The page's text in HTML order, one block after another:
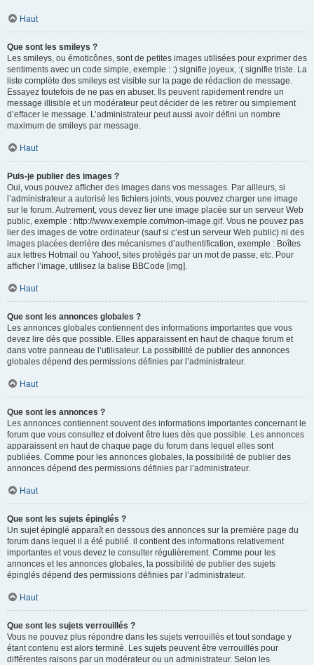
Haut
Que sont les smileys ?
Les smileys, ou émoticônes, sont de petites images utilisées pour exprimer des
sentiments avec un code simple, exemple : :) signifie joyeux, :( signifie triste. La
liste complète des smileys est visible sur la page de rédaction de message.
Essayez toutefois de ne pas en abuser. Ils peuvent rapidement rendre un
message illisible et un modérateur peut décider de les retirer ou simplement
d’effacer le message. L’administrateur peut aussi avoir défini un nombre
maximum de smileys par message.
Haut
Puis-je publier des images ?
Oui, vous pouvez afficher des images dans vos messages. Par ailleurs, si
l’administrateur a autorisé les fichiers joints, vous pouvez charger une image
sur le forum. Autrement, vous devez lier une image placée sur un serveur Web
public, exemple : http://www.exemple.com/mon-image.gif. Vous ne pouvez pas
lier des images de votre ordinateur (sauf si c’est un serveur Web public) ni des
images placées derrière des mécanismes d’authentification, exemple : Boîtes
aux lettres Hotmail ou Yahoo!, sites protégés par un mot de passe, etc. Pour
afficher l’image, utilisez la balise BBCode [img].
Haut
Que sont les annonces globales ?
Les annonces globales contiennent des informations importantes que vous
devez lire dès que possible. Elles apparaissent en haut de chaque forum et
dans votre panneau de l’utilisateur. La possibilité de publier des annonces
globales dépend des permissions définies par l’administrateur.
Haut
Que sont les annonces ?
Les annonces contiennent souvent des informations importantes concernant le
forum que vous consultez et doivent être lues dès que possible. Les annonces
apparaissent en haut de chaque page du forum dans lequel elles sont
publiées. Comme pour les annonces globales, la possibilité de publier des
annonces dépend des permissions définies par l’administrateur.
Haut
Que sont les sujets épinglés ?
Un sujet épinglé apparaît en dessous des annonces sur la première page du
forum dans lequel il a été publié. il contient des informations relativement
importantes et vous devez le consulter régulièrement. Comme pour les
annonces et les annonces globales, la possibilité de publier des sujets
épinglés dépend des permissions définies par l’administrateur.
Haut
Que sont les sujets verrouillés ?
Vous ne pouvez plus répondre dans les sujets verrouillés et tout sondage y
étant contenu est alors terminé. Les sujets peuvent être verrouillés pour
différentes raisons par un modérateur ou un administrateur. Selon les